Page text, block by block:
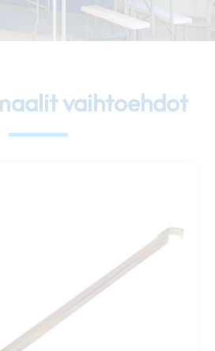
vaihtoehdot